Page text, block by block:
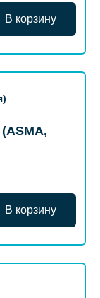
В корзину
В корзину